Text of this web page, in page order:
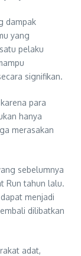
dampak
yang
pelaku
signifikan.
para
hanya
merasakan
sebelumnya
Run tahun lalu.
menjadi
dilibatkan
adat,